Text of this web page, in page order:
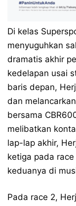
Di kelas
menyuguhkan
dramatis akhir
kedelapan usai
baris depan,
dan
bersama
melibatkan
lap-lap akhir,
ketiga pada
keduanya di
Pada race 2,